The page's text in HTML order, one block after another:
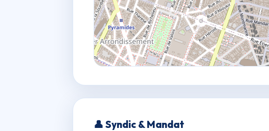
👤 Syndic & Mandat